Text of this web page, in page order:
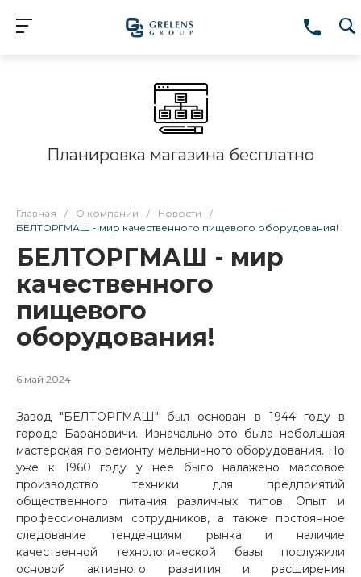
Планировка магазина бесплатно
Главная / О компании / Новости
/
БЕЛТОРГМАШ - мир качественного пищевого оборудования!
БЕЛТОРГМАШ - мир
качественного
пищевого
оборудования!
6 май 2024
Завод "БЕЛТОРГМАШ" был основан в 1944 году в
городе Барановичи. Изначально это была небольшая
мастерская по ремонту мельничного оборудования. Но
уже к 1960 году у нее было налажено массовое
производство техники для предприятий
общественного питания различных типов. Опыт и
профессионализм сотрудников, а также постоянное
следование тенденциям рынка и наличие
качественной технологической базы послужили
основой активного развития и расширения